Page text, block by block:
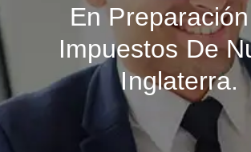
En
Impuestos De
Inglaterra.